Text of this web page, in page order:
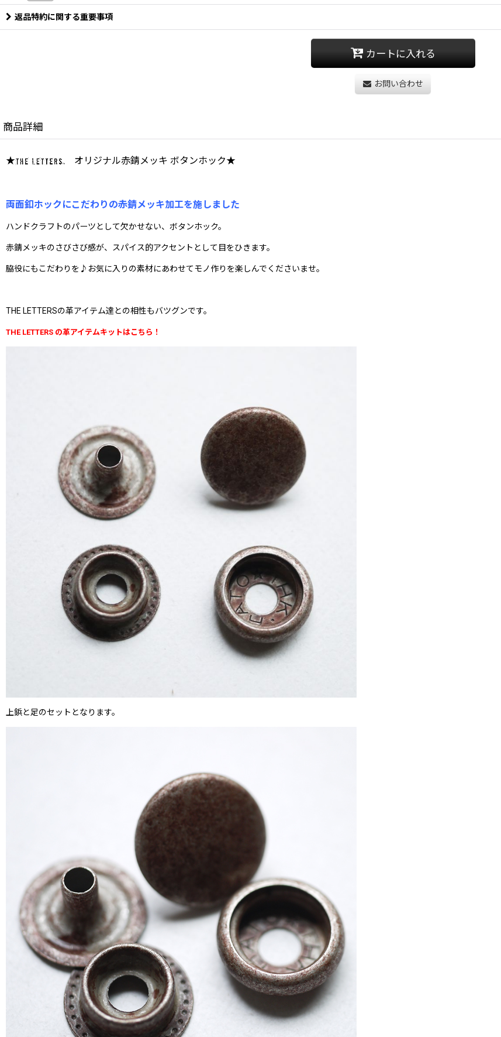
返品特約に関する重要事項
カートに入れる
お問い合わせ
商品詳細
★ オリジナル赤錆メッキ ボタンホック★
両面釦ホックにこだわりの赤錆メッキ加工を施しました
ハンドクラフトのパーツとして欠かせない、ボタンホック。
赤錆メッキのさびさび感が、スパイス的アクセントとして目をひきます。
脇役にもこだわりを♪お気に入りの素材にあわせてモノ作りを楽しんでくださいませ。
THE LETTERSの革アイテム達との相性もバツグンです。
THE LETTERS の革アイテムキットはこちら！
上鋲と足のセットとなります。